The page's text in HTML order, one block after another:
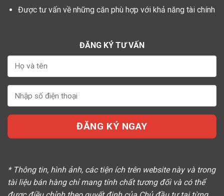
Được tư vấn về những căn phù hợp với khả năng tài chính
ĐĂNG KÝ TƯ VẤN
* Thông tin, hình ảnh, các tiện ích trên website này và trong
tài liệu bán hàng chỉ mang tính chất tương đối và có thể